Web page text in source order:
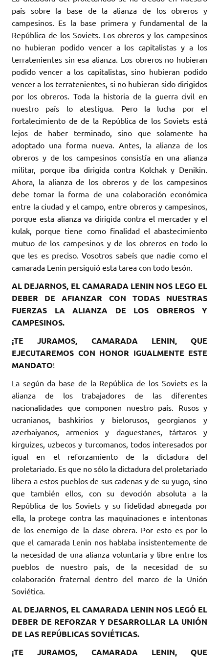
país sobre la base de la alianza de los obreros y
campesinos. Es la base primera y fundamental de la
República de los Soviets. Los obreros y los campesinos
no hubieran podido vencer a los capitalistas y a los
terratenientes sin esa alianza. Los obreros no hubieran
podido vencer a los capitalistas, sino hubieran podido
vencer a los terratenientes, si no hubieran sido dirigidos
por los obreros. Toda la historia de la guerra civil en
nuestro país lo atestigua. Pero la lucha por el
fortalecimiento de de la República de los Soviets está
lejos de haber terminado, sino que solamente ha
adoptado una forma nueva. Antes, la alianza de los
obreros y de los campesinos consistía en una alianza
militar, porque iba dirigida contra Kolchak y Denikin.
Ahora, la alianza de los obreros y de los campesinos
debe tomar la forma de una colaboración económica
entre la ciudad y el campo, entre obreros y campesinos,
porque esta alianza va dirigida contra el mercader y el
kulak, porque tiene como finalidad el abastecimiento
mutuo de los campesinos y de los obreros en todo lo
que les es preciso. Vosotros sabeís que nadie como el
camarada Lenin persiguió esta tarea con todo tesón.
AL DEJARNOS, EL CAMARADA LENIN NOS LEGO EL
DEBER DE AFIANZAR CON TODAS NUESTRAS
FUERZAS LA ALIANZA DE LOS OBREROS Y
CAMPESINOS.
¡TE JURAMOS, CAMARADA LENIN, QUE
EJECUTAREMOS CON HONOR IGUALMENTE ESTE
MANDATO!
La según da base de la República de los Soviets es la
alianza de los trabajadores de las diferentes
nacionalidades que componen nuestro país. Rusos y
ucranianos, bashkirios y bielorusos, georgianos y
azerbaiyanos, armenios y daguestanes, tártaros y
kirguizes, uzbecos y turcomanos, todos interesados por
igual en el reforzamiento de la dictadura del
proletariado. Es que no sólo la dictadura del proletariado
libera a estos pueblos de sus cadenas y de su yugo, sino
que también ellos, con su devoción absoluta a la
República de los Soviets y su fidelidad abnegada por
ella, la protege contra las maquinaciones e intentonas
de los enemigo de la clase obrera. Por esto es por lo
que el camarada Lenin nos hablaba insistentemente de
la necesidad de una alianza voluntaria y libre entre los
pueblos de nuestro país, de la necesidad de su
colaboración fraternal dentro del marco de la Unión
Soviética.
AL DEJARNOS, EL CAMARADA LENIN NOS LEGÓ EL
DEBER DE REFORZAR Y DESARROLLAR LA UNIÓN
DE LAS REPÚBLICAS SOVIÉTICAS.
¡TE JURAMOS, CAMARADA LENIN, QUE